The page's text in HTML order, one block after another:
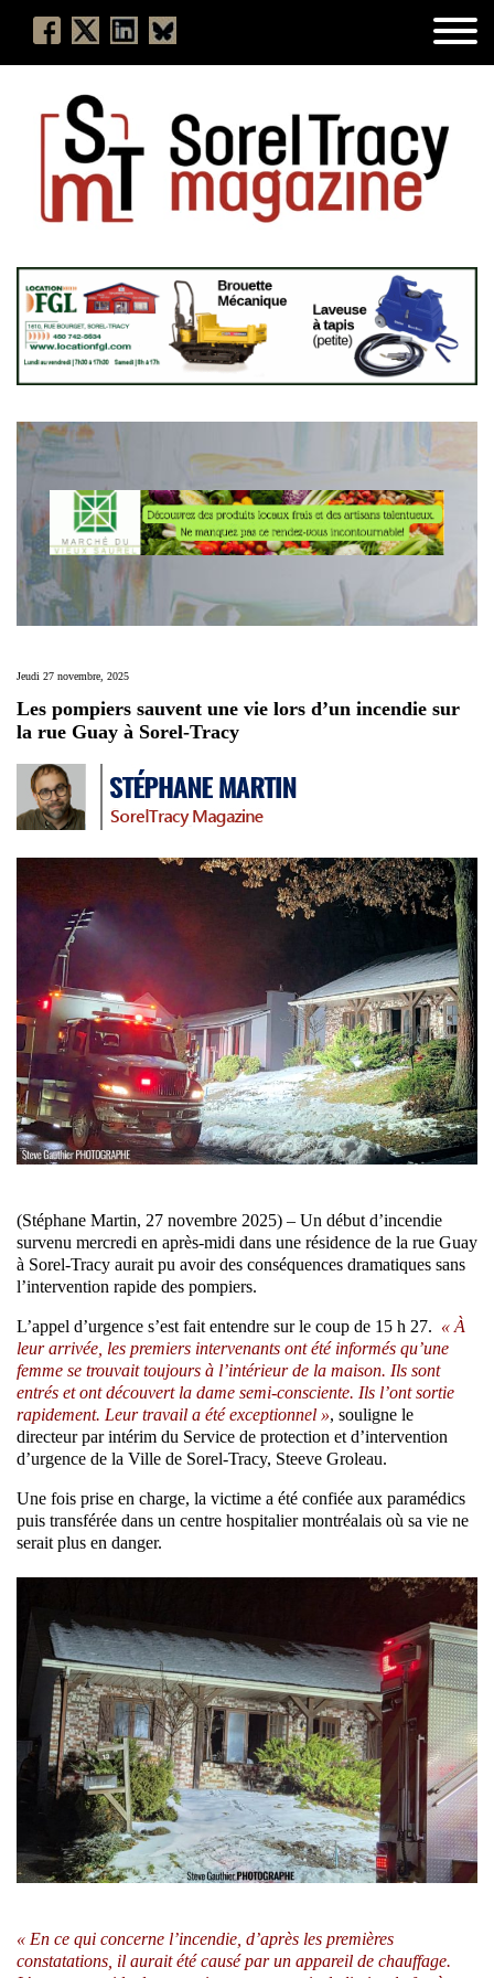
Jeudi 27 novembre, 2025
Les pompiers sauvent une vie lors d’un incendie sur
la rue Guay à Sorel-Tracy
(Stéphane Martin, 27 novembre 2025) – Un début d’incendie
survenu mercredi en après-midi dans une résidence de la rue Guay
à Sorel-Tracy aurait pu avoir des conséquences dramatiques sans
l’intervention rapide des pompiers.
L’appel d’urgence s’est fait entendre sur le coup de 15 h 27. « À
leur arrivée, les premiers intervenants ont été informés qu’une
femme se trouvait toujours à l’intérieur de la maison. Ils sont
entrés et ont découvert la dame semi-consciente. Ils l’ont sortie
rapidement. Leur travail a été exceptionnel », souligne le
directeur par intérim du Service de protection et d’intervention
d’urgence de la Ville de Sorel-Tracy, Steeve Groleau.
Une fois prise en charge, la victime a été confiée aux paramédics
puis transférée dans un centre hospitalier montréalais où sa vie ne
serait plus en danger.
« En ce qui concerne l’incendie, d’après les premières
constatations, il aurait été causé par un appareil de chauffage.